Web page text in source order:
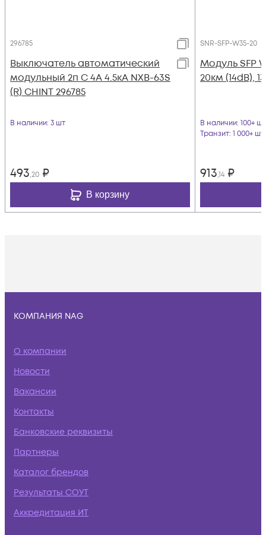
296785
Выключатель автоматический
модульный 2п C 4А 4.5кА NXB-63S
(R) CHINT 296785
В наличии: 3 шт
493,20 ₽
В корзину
SNR-SFP-W35-20
Модуль SFP
20км (14dB),
В наличии: 100+ шт
Транзит: 1 000+ шт
913,14 ₽
КОМПАНИЯ NAG
О компании
Новости
Вакансии
Контакты
Банковские реквизиты
Партнеры
Каталог брендов
Результаты СОУТ
Аккредитация ИТ